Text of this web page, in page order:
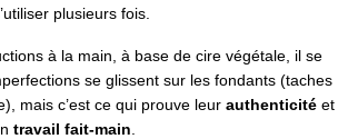
plusieurs fois.
à la main, à base de cire végétale, il se
se glissent sur les fondants (taches
mais c’est ce qui prouve leur authenticité et
travail fait-main